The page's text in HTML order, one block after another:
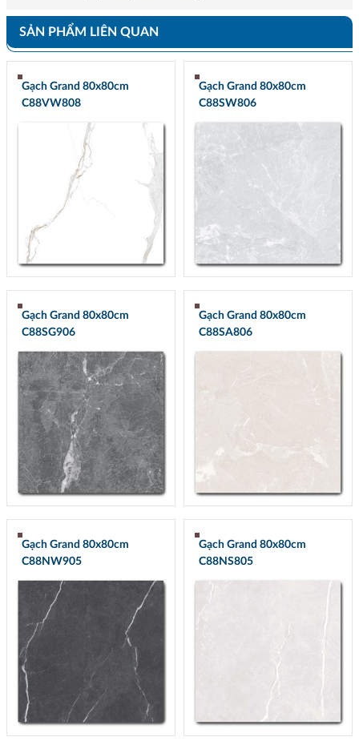
SẢN PHẨM LIÊN QUAN
Gạch Grand 80x80cm
C88VW808
Gạch Grand 80x80cm
C88SW806
Gạch Grand 80x80cm
C88SG906
Gạch Grand 80x80cm
C88SA806
Gạch Grand 80x80cm
C88NW905
Gạch Grand 80x80cm
C88NS805